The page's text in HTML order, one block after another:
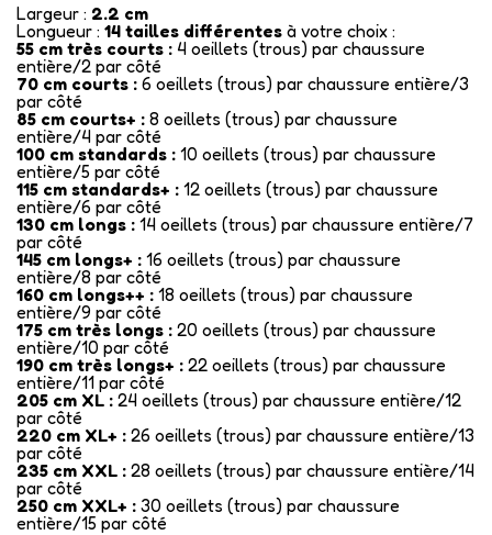
Largeur : 2.2 cm
Longueur : 14 tailles différentes à votre choix :
55 cm très courts : 4 oeillets (trous) par chaussure
entière/2 par côté
70 cm courts : 6 oeillets (trous) par chaussure entière/3
par côté
85 cm courts+ : 8 oeillets (trous) par chaussure
entière/4 par côté
100 cm standards : 10 oeillets (trous) par chaussure
entière/5 par côté
115 cm standards+ : 12 oeillets (trous) par chaussure
entière/6 par côté
130 cm longs : 14 oeillets (trous) par chaussure entière/7
par côté
145 cm longs+ : 16 oeillets (trous) par chaussure
entière/8 par côté
160 cm longs++ : 18 oeillets (trous) par chaussure
entière/9 par côté
175 cm très longs : 20 oeillets (trous) par chaussure
entière/10 par côté
190 cm très longs+ : 22 oeillets (trous) par chaussure
entière/11 par côté
205 cm XL : 24 oeillets (trous) par chaussure entière/12
par côté
220 cm XL+ : 26 oeillets (trous) par chaussure entière/13
par côté
235 cm XXL : 28 oeillets (trous) par chaussure entière/14
par côté
250 cm XXL+ : 30 oeillets (trous) par chaussure
entière/15 par côté